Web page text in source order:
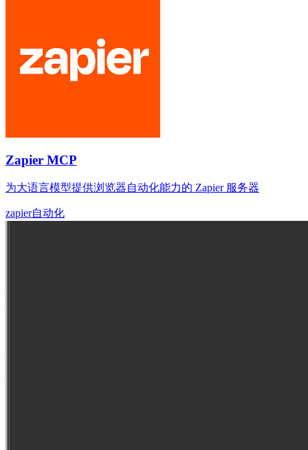
Zapier MCP
为大语言模型提供浏览器自动化能力的 Zapier 服务器
zapier自动化